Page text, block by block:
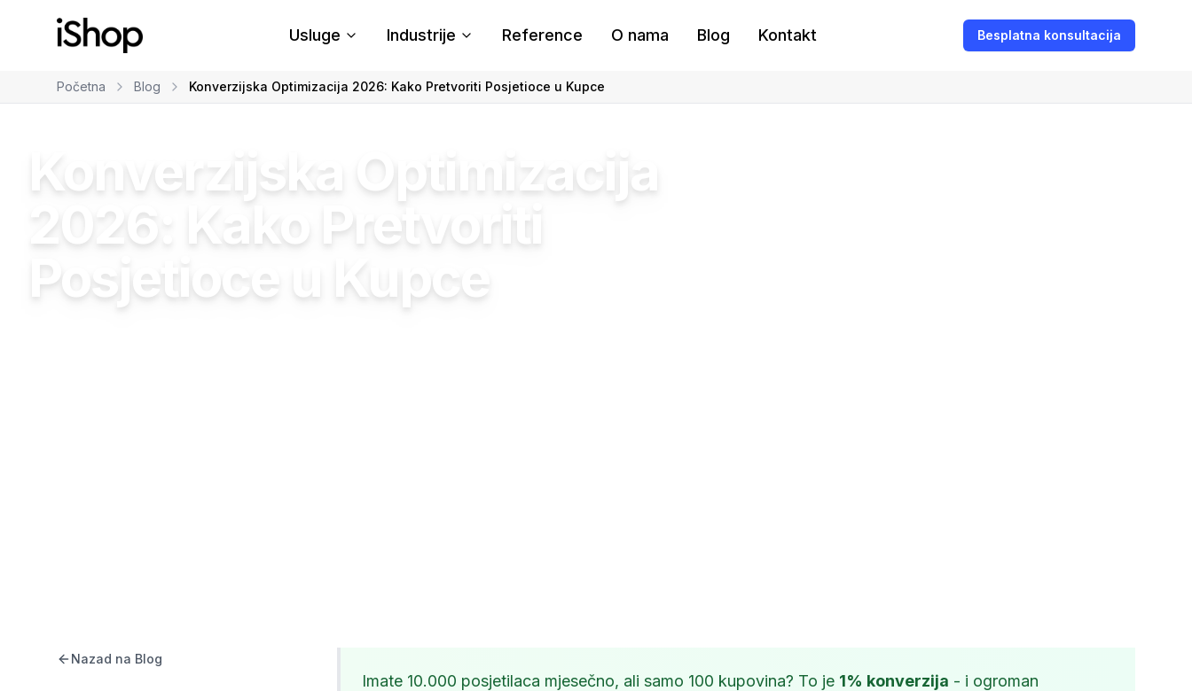
Usluge Industrije Reference O nama Blog Kontakt Besplatna konsultacija
Početna Blog
Konverzijska Optimizacija 2026: Kako Pretvoriti Posjetioce u Kupce
Konverzijska Optimizacija
2026: Kako Pretvoriti
Posjetioce u Kupce
Nazad na Blog
Imate 10.000 posjetilaca mjesečno, ali samo 100 kupovina? To je 1% konverzija - i ogroman